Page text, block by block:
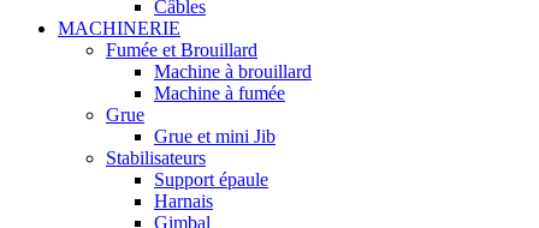
Câbles
MACHINERIE
Fumée et Brouillard
Machine à brouillard
Machine à fumée
Grue
Grue et mini Jib
Stabilisateurs
Support épaule
Harnais
Gimbal